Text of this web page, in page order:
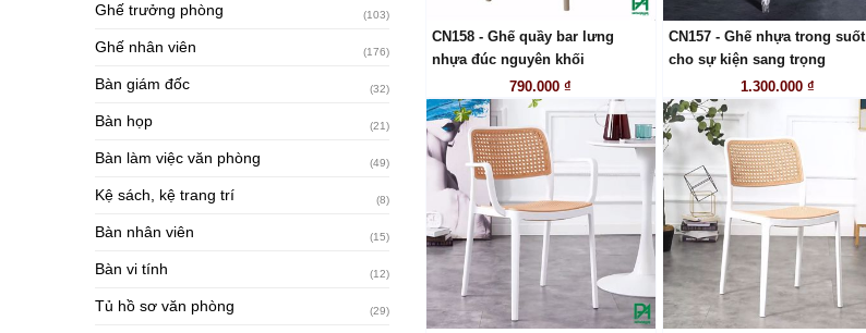
Ghế trưởng phòng (103)
Ghế nhân viên (176)
Bàn giám đốc (32)
Bàn họp (21)
Bàn làm việc văn phòng (49)
Kệ sách, kệ trang trí (8)
Bàn nhân viên (15)
Bàn vi tính (12)
Tủ hồ sơ văn phòng (29)
LIÊN HỆ
CN158 - Ghế quầy bar lưng
nhựa đúc nguyên khối
790.000 ₫
LIÊN HỆ
CN157 - Ghế nhựa trong suốt
cho sự kiện sang trọng
1.300.000 ₫